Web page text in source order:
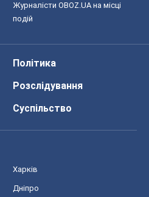
Журналісти OBOZ.UA на місці
подій
Політика
Розслідування
Суспільство
Харків
Дніпро